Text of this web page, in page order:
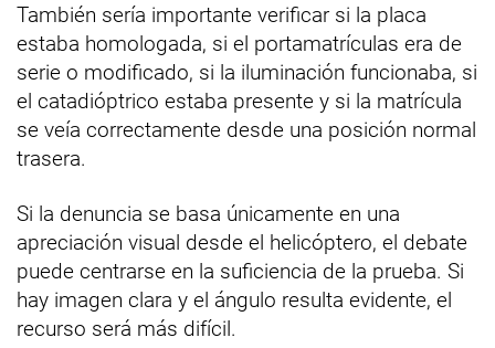
También sería importante verificar si la placa
estaba homologada, si el portamatrículas era de
serie o modificado, si la iluminación funcionaba, si
el catadióptrico estaba presente y si la matrícula
se veía correctamente desde una posición normal
trasera.
Si la denuncia se basa únicamente en una
apreciación visual desde el helicóptero, el debate
puede centrarse en la suficiencia de la prueba. Si
hay imagen clara y el ángulo resulta evidente, el
recurso será más difícil.